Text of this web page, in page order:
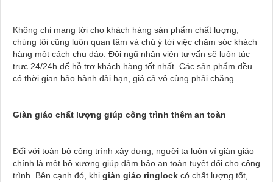
Không chỉ mang tới cho khách hàng sản phẩm chất lượng,
chúng tôi cũng luôn quan tâm và chú ý tới việc chăm sóc khách
hàng một cách chu đáo. Đội ngũ nhân viên tư vấn sẽ luôn túc
trực 24/24h để hỗ trợ khách hàng tốt nhất. Các sản phẩm đều
có thời gian bảo hành dài hạn, giá cả vô cùng phải chăng.
Giàn giáo chất lượng giúp công trình thêm an toàn
Đối với toàn bộ công trình xây dựng, người ta luôn ví giàn giáo
chính là một bộ xương giúp đảm bảo an toàn tuyệt đối cho công
trình. Bên cạnh đó, khi giàn giáo ringlock có chất lượng tốt,